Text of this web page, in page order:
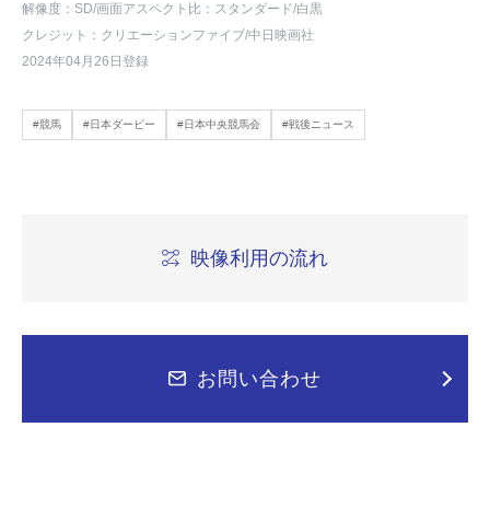
解像度：SD/画面アスペクト比：スタンダード/白黒
クレジット：クリエーションファイブ/中日映画社
2024年04月26日登録
#競馬 #日本ダービー #日本中央競馬会 #戦後ニュース
映像利用の流れ
お問い合わせ